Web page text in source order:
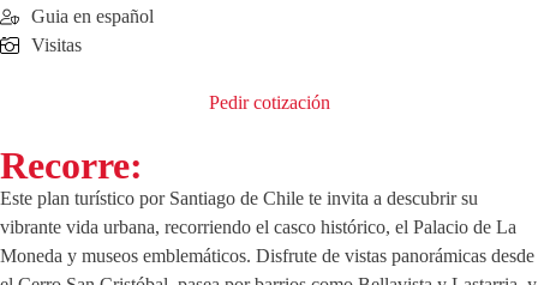
Guia en español
Visitas
Pedir cotización
Recorre:
Este plan turístico por Santiago de Chile te invita a descubrir su
vibrante vida urbana, recorriendo el casco histórico, el Palacio de La
Moneda y museos emblemáticos. Disfrute de vistas panorámicas desde